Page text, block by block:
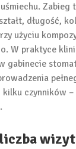
długość,
użyciu
W praktyce
gabinecie
czynników